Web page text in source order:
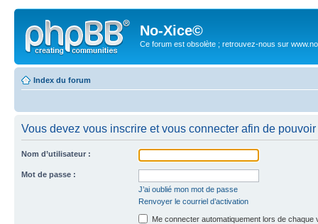
No-Xice©
Ce forum est obsolète ; retrouvez-nous sur
Index du forum
Vous devez vous inscrire et vous connecter afin de
Nom d’utilisateur :
Mot de passe :
J’ai oublié mon mot de passe
Renvoyer le courriel d’activation
Me connecter automatiquement lors de chaque